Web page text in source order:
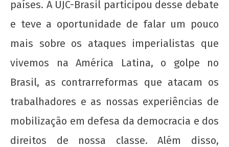
Cuba não se rende! Solidariedade ao povo
cubano ante a escalada agressiva dos EUA
2 de
de
países. A UJC-Brasil participou desse debate
e teve a oportunidade de falar um pouco
mais sobre os ataques imperialistas que
vivemos na América Latina, o golpe no
Brasil, as contrarreformas que atacam os
trabalhadores e as nossas experiências de
mobilização em defesa da democracia e dos
direitos de nossa classe. Além disso,